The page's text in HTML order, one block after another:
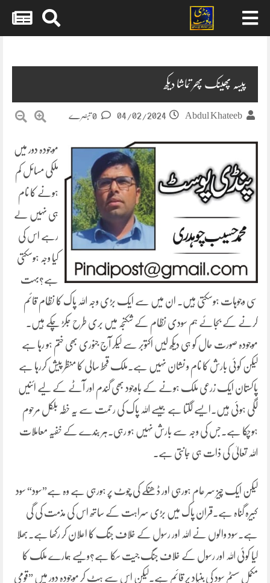
پیسہ پھینک پھر تماشا دیکھ
Abdul Khateeb
04/02/2024
موجودہ دور میں
ملکی مسائل کم
ہونے کا نام
ہی نہیں لے
رہے اس کی
کیا وجہ ہوسکتی
ہے؟بہت
سی وجوہات ہوسکتی ہیں۔ ان میں سے ایک بڑی وجہ اللہ پاک کا نظام قائم
کرنے کے بجائے ہم سودی نظام کے شکنجہ میں بری طرح جکڑ چکے ہیں۔
موجودہ صورت حال کو ہی دیکھ لیں اکتوبر سے لیکر آج جنوری بھی ختم ہو رہا ہے
لیکن کوئی بارش کا نام و نشان نہیں ہے۔ملک قحط سالی کا منظر پیش کررہا ہے
پاکستان ایک زرعی ملک ہونے کے باوجود بھی گندم اور آٹے کے لیے ائنیں
لگی ہوئی ہیں۔ایسے لگتا ہے جیسے اللہ پاک کی رحمت سے یہ خطہ بلکل مرحوم
ہوچکا ہے۔جس کی وجہ سے بارش نہیں ہو رہی۔ہر بندے کے خفیہ معاملات
اللہ تعالیٰ کی ذات ہی جانتی ہے۔
لیکن ایک چیز سر عام ہورہی اور ڈھنکے کی چوٹ پر ہورہی ہے وہ ہے”سود“ سود
کبیرہ گناہ ہے۔قران پاک میں بڑی سراہت کے ساتھ اس کی مذمت کی گی
ہے۔سود والوں نے اللہ اور رسول کے خلاف جنگ کا اعلان کر رکھا ہے۔بھلا
کیا کوئی اللہ اور رسول کے خلاف جنگ جیت سکا ہے؟ویسے ہمارے ملک کا
مکمل سسٹم سود کی بنیاد پر قائم ہے۔لیکن اس سے ہٹ کر موجودہ دور میں ”قومی